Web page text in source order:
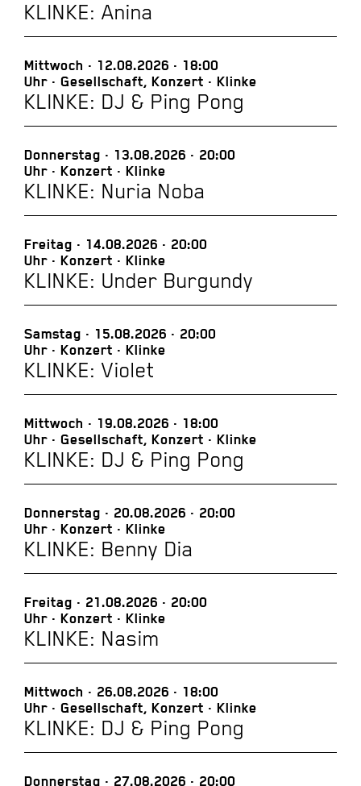
KLINKE: Anina
Mittwoch 12.08.2026
18:00
Uhr
Gesellschaft, Konzert Klinke
KLINKE: DJ & Ping Pong
Donnerstag 13.08.2026
20:00
Uhr
Konzert Klinke
KLINKE: Nuria Noba
Freitag 14.08.2026
20:00
Uhr
Konzert Klinke
KLINKE: Under Burgundy
Samstag 15.08.2026
20:00
Uhr
Konzert Klinke
KLINKE: Violet
Mittwoch 19.08.2026
18:00
Uhr
Gesellschaft, Konzert Klinke
KLINKE: DJ & Ping Pong
Donnerstag 20.08.2026
20:00
Uhr
Konzert Klinke
KLINKE: Benny Dia
Freitag 21.08.2026
20:00
Uhr
Konzert Klinke
KLINKE: Nasim
Mittwoch 26.08.2026
18:00
Uhr
Gesellschaft, Konzert Klinke
KLINKE: DJ & Ping Pong
Donnerstag 27.08.2026
20:00